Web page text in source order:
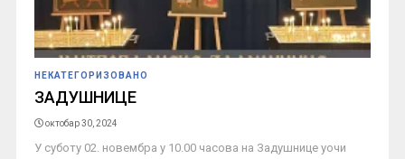
НЕКАТЕГОРИЗОВАНО
ЗАДУШНИЦЕ
октобар 30, 2024
У суботу 02. новембра у 10.00 часова на Задушнице уочи